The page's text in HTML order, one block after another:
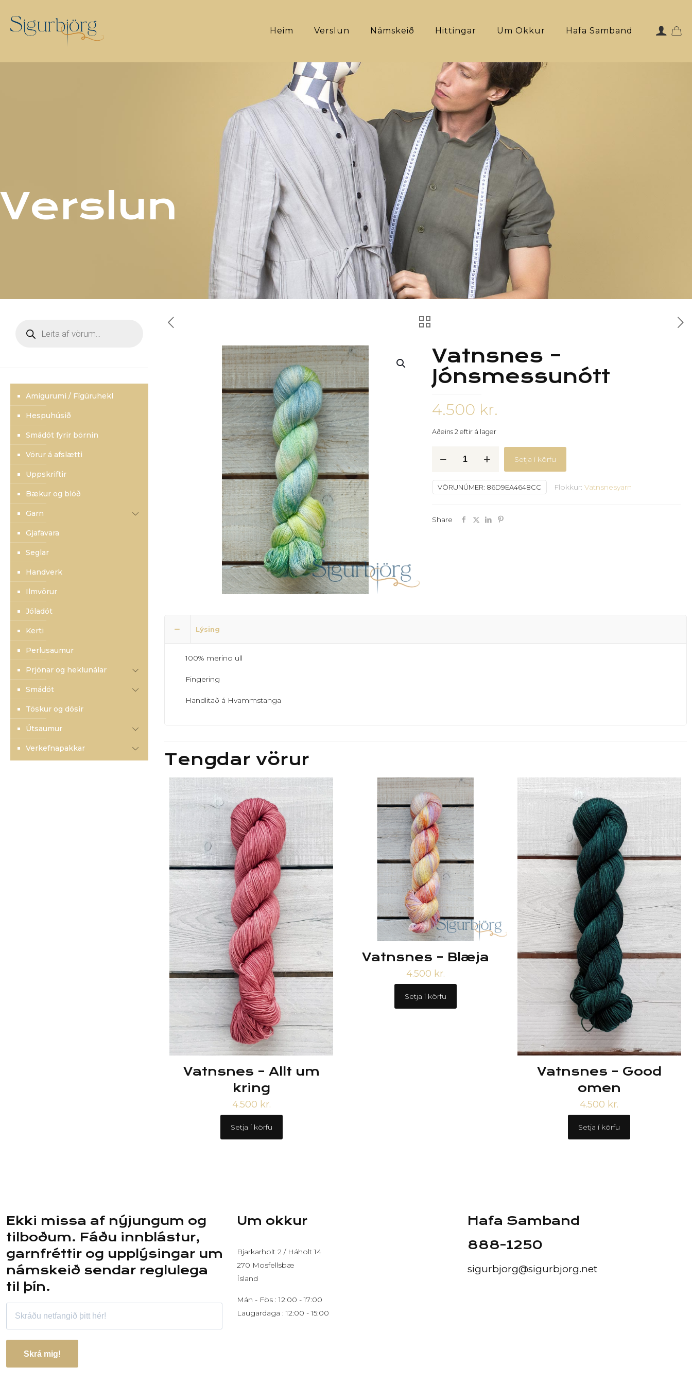
Heim Verslun Námskeið Hittingar Um Okkur Hafa Samband
Verslun
Vatnsnes –
Jónsmessunótt
4.500 kr.
Aðeins 2 eftir á lager
Jónsmessunótt
quantity
Setja í körfu
VÖRUNÚMER: 86D9EA4648CC Flokkur: Vatnsnesyarn
Share
Lýsing
100% merino ull
Fingering
Handlitað á Hvammstanga
Tengdar vörur
Vatnsnes – Allt um
kring
4.500 kr.
Setja í körfu
Vatnsnes – Blæja
4.500 kr.
Setja í körfu
Vatnsnes – Good
omen
4.500 kr.
Setja í körfu
search
Amigurumi / Fígúruhekl
Hespuhúsið
Smádót fyrir börnin
Vörur á afslætti
Uppskriftir
Bækur og blöð
Garn
Gjafavara
Seglar
Handverk
Ilmvörur
Jóladót
Kerti
Perlusaumur
Prjónar og heklunálar
Smádót
Töskur og dósir
Útsaumur
Verkefnapakkar
Ekki missa af nýjungum og
tilboðum. Fáðu innblástur,
garnfréttir og upplýsingar um
námskeið sendar reglulega
til þín.
Skrá mig!
Um okkur
Bjarkarholt 2 / Háholt 14
270 Mosfellsbæ
Ísland
Mán - Fös : 12:00 - 17:00
Laugardaga : 12:00 - 15:00
Hafa Samband
888-1250
sigurbjorg@sigurbjorg.net